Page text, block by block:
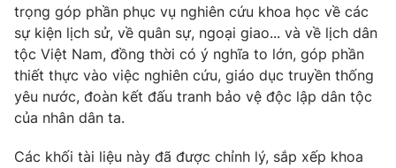
Ðiện thoại Thời báo VTV: 024.66 897 897
Email:toasoan@vtv.vn
Liên hệ quảng cáo:024-7300.7108
trọng góp phần phục vụ nghiên cứu khoa học về các
sự kiện lịch sử, về quân sự, ngoại giao... và về lịch dân
tộc Việt Nam, đồng thời có ý nghĩa to lớn, góp phần
thiết thực vào việc nghiên cứu, giáo dục truyền thống
yêu nước, đoàn kết đấu tranh bảo vệ độc lập dân tộc
của nhân dân ta.
Các khối tài liệu này đã được chỉnh lý, sắp xếp khoa